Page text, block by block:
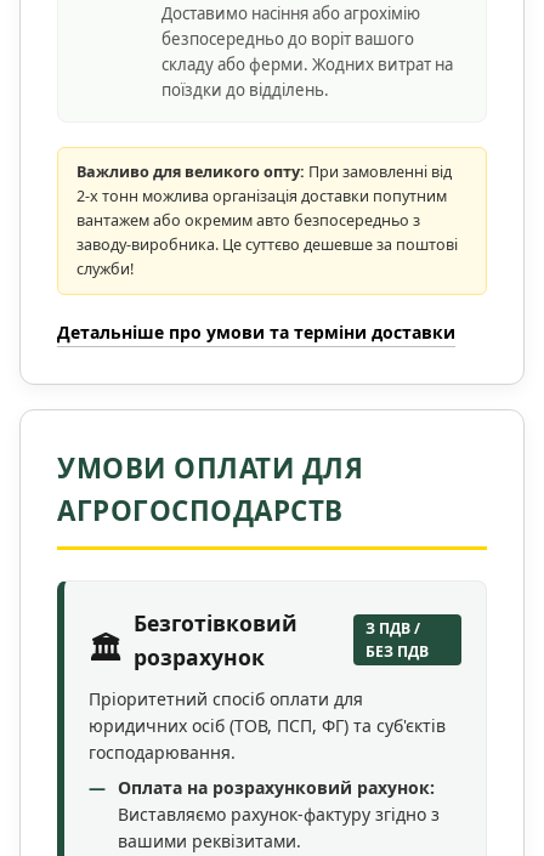
Доставимо насіння або агрохімію
безпосередньо до воріт вашого
складу або ферми. Жодних витрат на
поїздки до відділень.
Важливо для великого опту: При замовленні від
2-х тонн можлива організація доставки попутним
вантажем або окремим авто безпосередньо з
заводу-виробника. Це суттєво дешевше за поштові
служби!
Детальніше про умови та терміни доставки
УМОВИ ОПЛАТИ ДЛЯ
АГРОГОСПОДАРСТВ
🏛️
Безготівковий
розрахунок
З ПДВ /
БЕЗ ПДВ
Пріоритетний спосіб оплати для
юридичних осіб (ТОВ, ПСП, ФГ) та суб'єктів
господарювання.
Оплата на розрахунковий рахунок:
Виставляємо рахунок-фактуру згідно з
вашими реквізитами.